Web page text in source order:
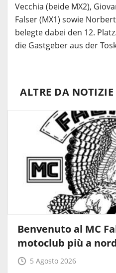
Vecchia (beide MX2),
Falser (MX1) sowie
belegte dabei den 12.
die Gastgeber aus der
ALTRE DA NOTIZIE
Benvenuto al MC
motoclub più a
5 Agosto 2026